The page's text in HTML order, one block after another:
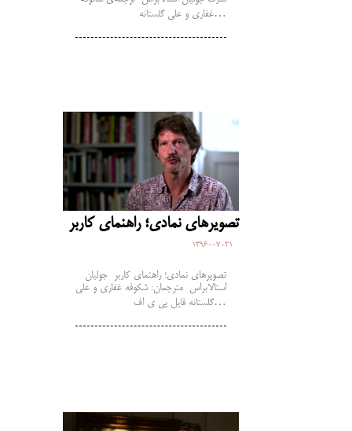
غفاری و علی گلستانه…
تصویرهای نمادی؛ راهنمای کاربر
1396-07-21
تصویرهای نمادی؛ راهنمای کاربر جولیان
استالابراس مترجمان: شکوفه غفاری و علی
گلستانه فایل پی ی اف…